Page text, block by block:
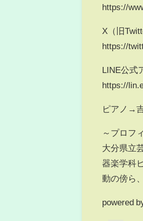
https://
X（旧
https://
LINE公式
https://
ピアノ→
～プロフ
大分県立
器楽学科
動の傍ら
powered